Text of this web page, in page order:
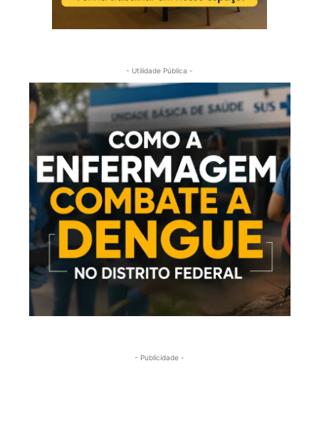
- Utilidade Pública -
- Publicidade -